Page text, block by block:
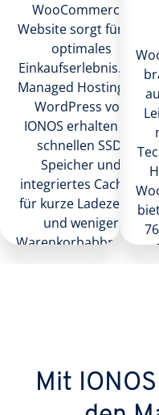
WooCommerce-
Website sorgt für ein
optimales
Einkaufserlebnis. Mit
Managed Hosting für
WordPress von
IONOS erhalten Sie
schnellen SSD-
Speicher und
integriertes Caching
für kurze Ladezeiten
und weniger
Warenkorbabbrüche.
Mit